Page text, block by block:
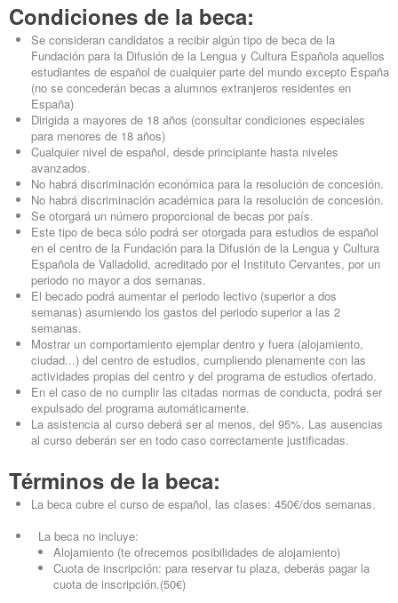
Condiciones de la beca:
Se consideran candidatos a recibir algún tipo de beca de la
Fundación para la Difusión de la Lengua y Cultura Española aquellos
estudiantes de español de cualquier parte del mundo excepto España
(no se concederán becas a alumnos extranjeros residentes en
España)
Dirigida a mayores de 18 años (consultar condiciones especiales
para menores de 18 años)
Cualquier nivel de español, desde principiante hasta niveles
avanzados.
No habrá discriminación económica para la resolución de concesión.
No habrá discriminación académica para la resolución de concesión.
Se otorgará un número proporcional de becas por país.
Este tipo de beca sólo podrá ser otorgada para estudios de español
en el centro de la Fundación para la Difusión de la Lengua y Cultura
Española de Valladolid, acreditado por el Instituto Cervantes, por un
periodo no mayor a dos semanas.
El becado podrá aumentar el periodo lectivo (superior a dos
semanas) asumiendo los gastos del periodo superior a las 2
semanas.
Mostrar un comportamiento ejemplar dentro y fuera (alojamiento,
ciudad...) del centro de estudios, cumpliendo plenamente con las
actividades propias del centro y del programa de estudios ofertado.
En el caso de no cumplir las citadas normas de conducta, podrá ser
expulsado del programa automáticamente.
La asistencia al curso deberá ser al menos, del 95%. Las ausencias
al curso deberán ser en todo caso correctamente justificadas.
Términos de la beca:
La beca cubre el curso de español, las clases: 450€/dos semanas.
La beca no incluye:
Alojamiento (te ofrecemos posibilidades de alojamiento)
Cuota de inscripción: para reservar tu plaza, deberás pagar la
cuota de inscripción.(50€)